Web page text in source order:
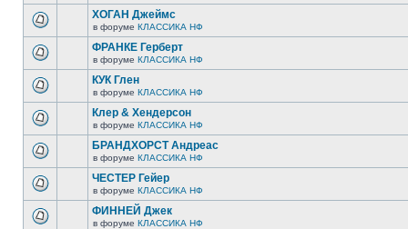
ХОГАН Джеймс
в форуме КЛАССИКА НФ
ФРАНКЕ Герберт
в форуме КЛАССИКА НФ
КУК Глен
в форуме КЛАССИКА НФ
Клер & Хендерсон
в форуме КЛАССИКА НФ
БРАНДХОРСТ Андреас
в форуме КЛАССИКА НФ
ЧЕСТЕР Гейер
в форуме КЛАССИКА НФ
ФИННЕЙ Джек
в форуме КЛАССИКА НФ